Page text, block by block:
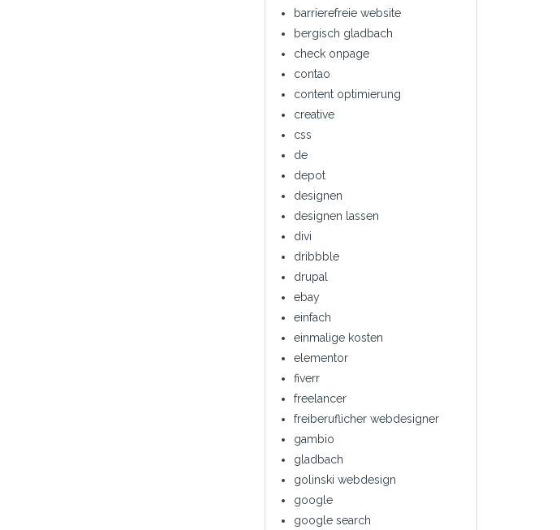
barrierefreie website
bergisch gladbach
check onpage
contao
content optimierung
creative
css
de
depot
designen
designen lassen
divi
dribbble
drupal
ebay
einfach
einmalige kosten
elementor
fiverr
freelancer
freiberuflicher webdesigner
gambio
gladbach
golinski webdesign
google
google search